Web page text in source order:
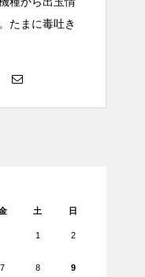
たまに毒吐き
土 日
1 2
7 8 9